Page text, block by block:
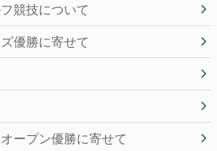
競技について
優勝に寄せて
ープン優勝に寄せて